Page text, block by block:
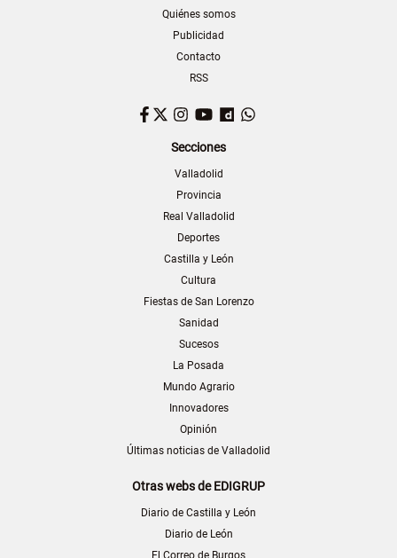
Quiénes somos
Publicidad
Contacto
RSS
Facebook
TwitterInstagram
YouTubeDailymotion
Secciones
Valladolid
Provincia
Real Valladolid
Deportes
Castilla y León
Cultura
Fiestas de San Lorenzo
Sanidad
Sucesos
La Posada
Mundo Agrario
Innovadores
Opinión
Últimas noticias de Valladolid
Otras webs de EDIGRUP
Diario de Castilla y León
Diario de León